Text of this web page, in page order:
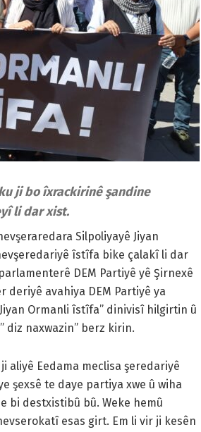
ji bo îxrackirinê şandine
li dar xist.
Silpoliyayê Jiyan
îstîfa bike çalakî li dar
DEM Partiyê yê Şirnexê
deriyê avahiya DEM Partiyê ya
Ormanli îstîfa” dinivisî hilgirtin û
diz naxwazin” berz kirin.
aliyê Eedama meclisa şeredariyê
şexsê te daye partiya xwe û wiha
bi destxistibû bû. Weke hemû
esas girt. Em li vir ji kesên